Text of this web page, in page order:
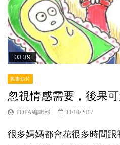
03:39
動畫短片
忽視情感需要，後果
POPA編輯部 11/10/2017
很多媽媽都會花很多時間